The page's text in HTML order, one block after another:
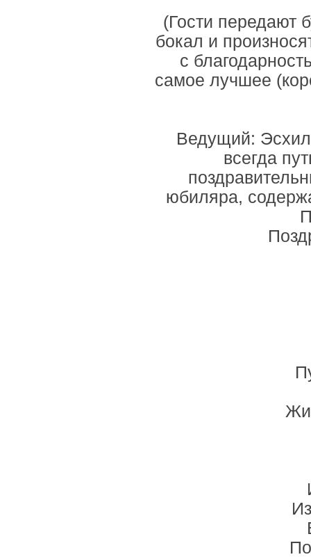
(Гости передают
бокал и
с
самое лучшее
Ведущий:
всегда
юбиляра,